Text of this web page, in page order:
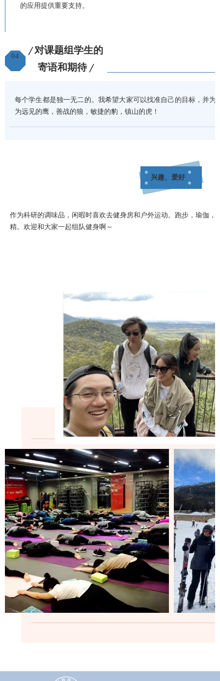
的应用提供重要支持。
04
╱ 对课题组学生的
寄语和期待 ╱
每个学生都是独一无二的。我希望大家可以找准自己的目标，并
为远见的鹰，善战的狼，敏捷的豹，镇山的虎！
兴趣、爱好
作为科研的调味品，闲暇时喜欢去健身房和户外运动。跑步，瑜伽，
精。欢迎和大家一起组队健身啊～